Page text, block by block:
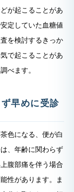
が起こることがあ
定していた血糖値
を検討するきっか
で起こることがあ
べます。
早めに受診
色になる、便が白
、年齢に関わらず
腹部痛を伴う場合
性があります。ま